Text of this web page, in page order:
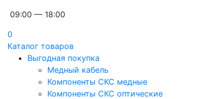
09:00 — 18:00
0
Каталог товаров
Выгодная покупка
Медный кабель
Компоненты СКС медные
Компоненты СКС оптические